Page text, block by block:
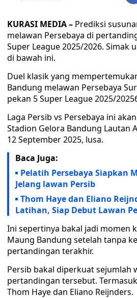
KURASI MEDIA – Prediksi
melawan Persebaya di
Super League 2025/2026. Simak
di bawah ini.
Duel klasik yang
Bandung melawan Persebaya
pekan 5 Super League 2025/
Laga Persib vs Persebaya ini
Stadion Gelora Bandung Lautan
12 September 2025, lusa.
Baca Juga:
Pelatih Persebaya Siapkan
Jelang lawan Persib
Thom Haye dan Eliano
Latihan, Siap Debut Lawan
Ini sepertinya bakal jadi momen
Maung Bandung setelah tanpa
pertandingan terakhir.
Persib bakal diperkuat sejumlah
pertandingan tersebut.
Thom Haye dan Eliano Reijnders.